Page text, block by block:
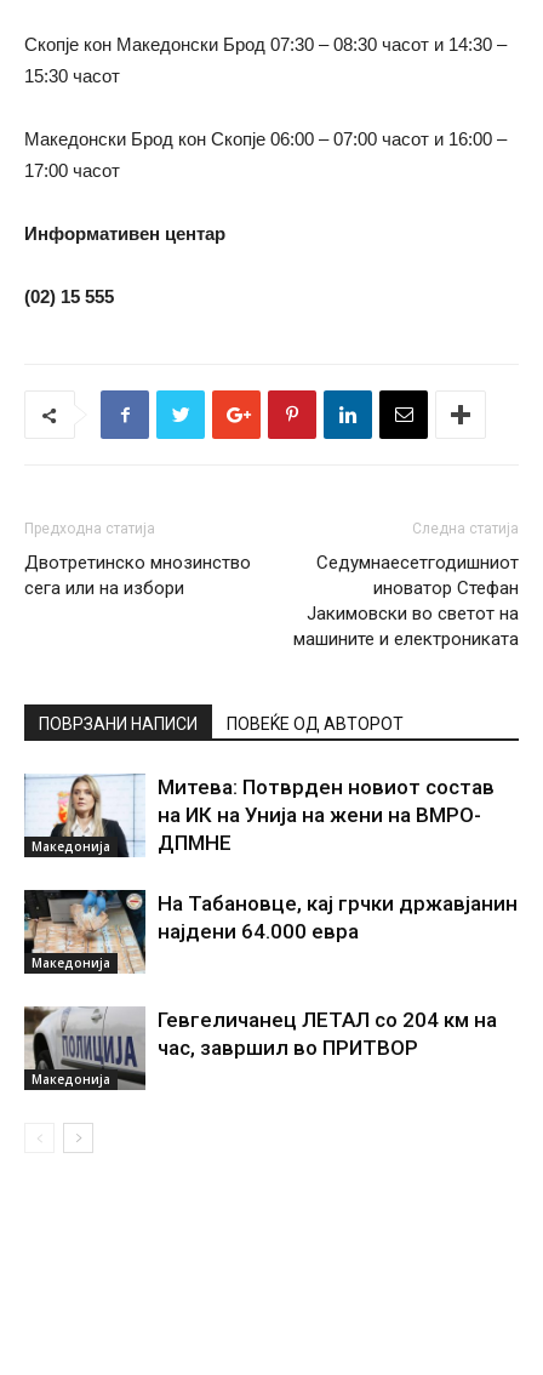
Скопје кон Македонски Брод 07:30 – 08:30 часот и 14:30 –
15:30 часот
Македонски Брод кон Скопје 06:00 – 07:00 часот и 16:00 –
17:00 часот
Информативен центар
(02) 15 555
Предходна статија
Двотретинско мнозинство
сега или на избори
Следна статија
Седумнаесетгодишниот
иноватор Стефан
Јакимовски во светот на
машините и електрониката
ПОВРЗАНИ НАПИСИ ПОВЕЌЕ ОД АВТОРОТ
Македонија
Митева: Потврден новиот состав
на ИК на Унија на жени на ВМРО-
ДПМНЕ
Македонија
На Табановце, кај грчки државјанин
најдени 64.000 евра
Македонија
Гевгеличанец ЛЕТАЛ со 204 км на
час, завршил во ПРИТВОР